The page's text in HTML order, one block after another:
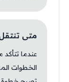
متى
عندما تتأكد
الخطوات